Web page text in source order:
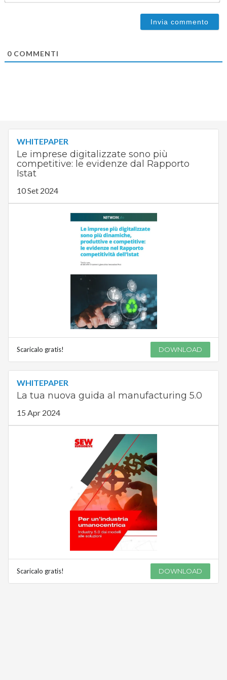
0COMMENTI
WHITEPAPER
Le imprese digitalizzate sono più
competitive: le evidenze dal Rapporto
Istat
10 Set 2024
Scaricalo gratis! DOWNLOAD
WHITEPAPER
La tua nuova guida al manufacturing 5.0
15 Apr 2024
Scaricalo gratis! DOWNLOAD